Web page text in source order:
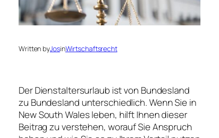
Written byJosinWirtschaftsrecht
Der Dienstaltersurlaub ist von Bundesland
zu Bundesland unterschiedlich. Wenn Sie in
New South Wales leben, hilft Ihnen dieser
Beitrag zu verstehen, worauf Sie Anspruch